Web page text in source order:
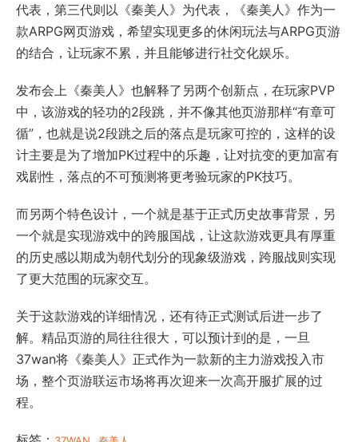
代表，第三代则以《秦美人》为代表，《秦美人》作为一
款ARPG网页游戏，希望实现更多的休闲玩法与ARPG页游
的结合，让玩家不累，并且能够进行社交化娱乐。
发布会上《秦美人》也解释了另两个创新点，在玩家PVP
中，该游戏的轻功的2段跳，并不像其他页游那样“有章可
循”，也就是说2段跳之后的落点是玩家可控的，这样的设
计主要是为了增加PK过程中的乐趣，让对抗变的更加富有
戏剧性，落点的不可预测将更考验玩家的PK技巧。
而另两个特色设计，一个就是基于正式历史故事背景，另
一个就是实现游戏中的跨服国战，让这款游戏更具有厚重
的历史感以期成为朝代划分的现象级游戏，跨服战则实现
了更大范围的玩家交互。
关于这款游戏的详细情况，还有待正式测试后进一步了
解。精品页游的局往往很大，可以预计到的是，一旦
37wan将《秦美人》正式作为一款新的主力游戏投入市
场，整个页游联运市场将再次迎来一次高开服扩展的过
程。